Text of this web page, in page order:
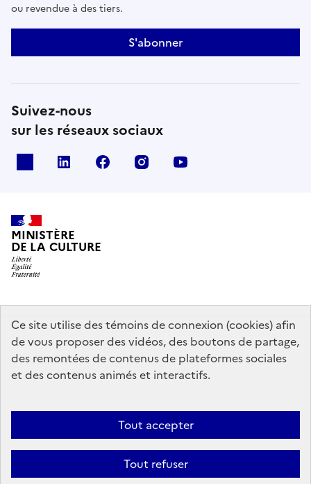
Ce site utilise des témoins de connexion (cookies) afin
de vous proposer des vidéos, des boutons de partage,
des remontées de contenus de plateformes sociales
et des contenus animés et interactifs.
Tout accepter
Tout refuser
ou revendue à des tiers.
S'abonner
Suivez-nous
sur les réseaux sociaux
linkedin facebook instagram
MINISTÈRE
DE LA CULTURE
data.gouv.fr legifrance.gouv.fr
info.gouv.fr
service-public.gouv.fr
Mentions légales Accessibilité : partiellement conforme
Politique
d’utilisation des témoins de connexion (cookies)
Plan du site